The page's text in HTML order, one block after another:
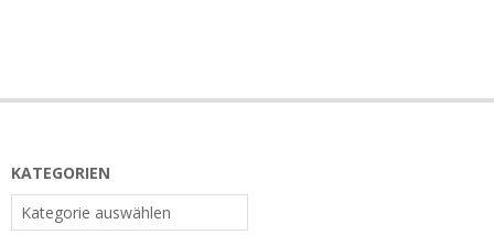
KATEGORIEN
Kategorien